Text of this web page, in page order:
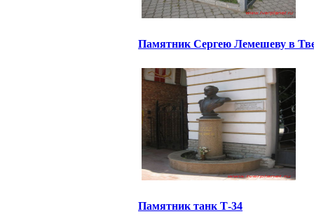
Памятник Сергею Лемешеву в
Памятник танк Т-34